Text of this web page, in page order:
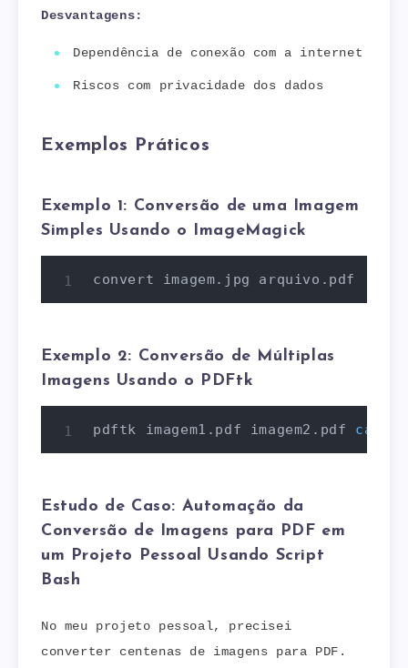
Desvantagens:
Dependência de conexão com a internet
Riscos com privacidade dos dados
Exemplos Práticos
Exemplo 1: Conversão de uma Imagem
Simples Usando o ImageMagick
convert imagem.jpg arquivo.pdf
Exemplo 2: Conversão de Múltiplas
Imagens Usando o PDFtk
pdftk imagem1.pdf imagem2.pdf cat
Estudo de Caso: Automação da
Conversão de Imagens para PDF em
um Projeto Pessoal Usando Script
Bash
No meu projeto pessoal, precisei
converter centenas de imagens para PDF.